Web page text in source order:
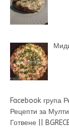
Facebook група
Рецепти за
Готвене